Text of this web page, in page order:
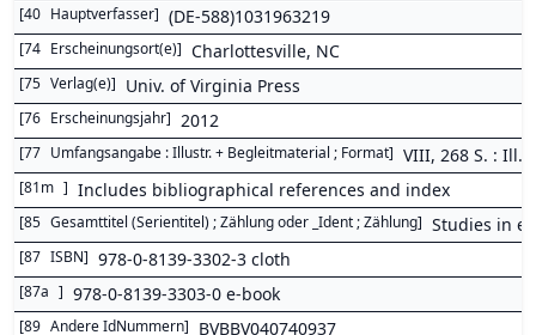
[40 Hauptverfasser] (DE-588)1031963219
[74 Erscheinungsort(e)] Charlottesville, NC
[75 Verlag(e)] Univ. of Virginia Press
[76 Erscheinungsjahr] 2012
[77 Umfangsangabe : Illustr. + Begleitmaterial ; Format] VIII, 268 S. : Ill.
[81m ] Includes bibliographical references and index
[85 Gesamttitel (Serientitel) ; Zählung oder _Ident ; Zählung] Studies in
[87 ISBN] 978-0-8139-3302-3 cloth
[87a ] 978-0-8139-3303-0 e-book
[89 Andere IdNummern] BVBBV040740937